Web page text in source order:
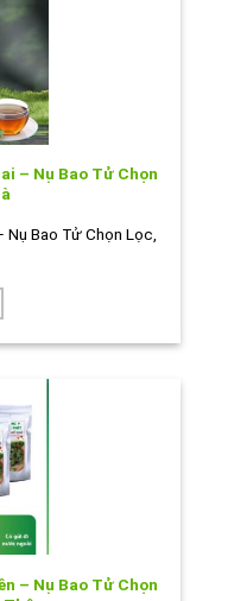
– Nụ Bao Tử Chọn
Nụ Bao Tử Chọn Lọc,
– Nụ Bao Tử Chọn